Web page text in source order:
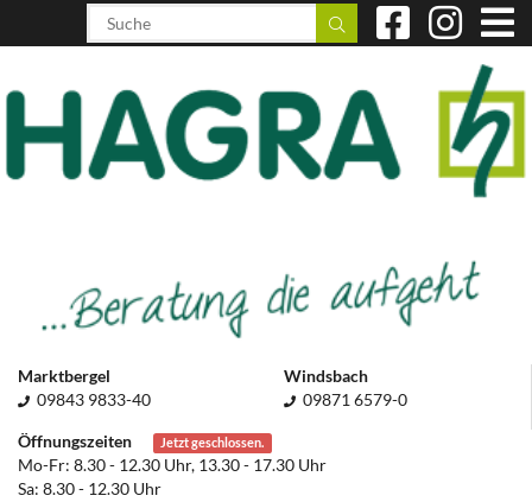
Marktbergel
09843 9833-40
Windsbach
09871 6579-0
Öffnungszeiten Jetzt geschlossen.
Mo-Fr: 8.30 - 12.30 Uhr, 13.30 - 17.30 Uhr
Sa: 8.30 - 12.30 Uhr